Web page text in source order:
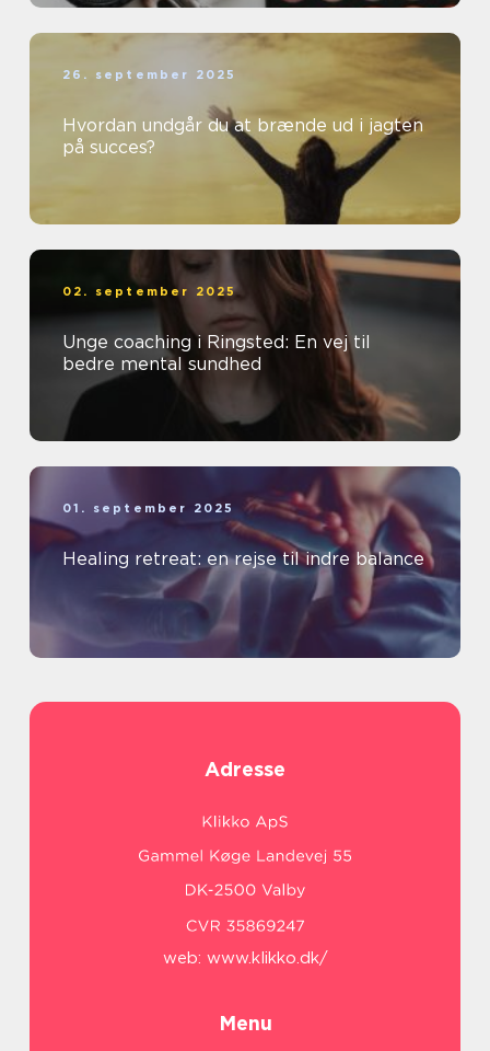
26. september 2025
Hvordan undgår du at brænde ud i jagten
på succes?
02. september 2025
Unge coaching i Ringsted: En vej til
bedre mental sundhed
01. september 2025
Healing retreat: en rejse til indre balance
Adresse
web: www.klikko.dk/
Menu